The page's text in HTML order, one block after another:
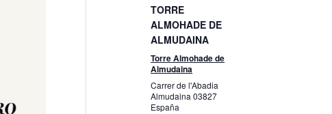
TORRE
ALMOHADE DE
ALMUDAINA
Torre Almohade de
Almudaina
Carrer de l'Abadia
Almudaina03827
España